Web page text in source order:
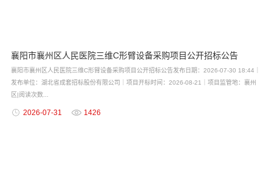
襄阳市襄州区人民医院三维C形臂设备采购项目公开招标公告
襄阳市襄州区人民医院三维C形臂设备采购项目公开招标公告发布日期：2026-07-30 18:44｜
发布单位：湖北省成套招标股份有限公司｜项目开标时间：2026-08-21｜项目监管地：襄州
区|阅读次数...
2026-07-31 1426